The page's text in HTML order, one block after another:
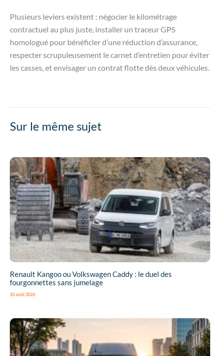
Plusieurs leviers existent : négocier le kilométrage
contractuel au plus juste, installer un traceur GPS
homologué pour bénéficier d’une réduction d’assurance,
respecter scrupuleusement le carnet d’entretien pour éviter
les casses, et envisager un contrat flotte dès deux véhicules.
Sur le même sujet
Renault Kangoo ou Volkswagen Caddy : le duel des
fourgonnettes sans jumelage
10 août 2026